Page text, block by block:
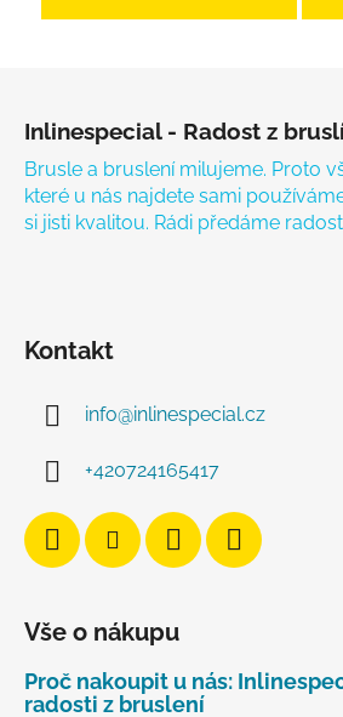
Inlinespecial - Radost z
Brusle a bruslení milujeme. Proto
které u nás najdete sami
si jisti kvalitou. Rádi předáme
Kontakt
info@inlinespecial.cz
+420724165417
Vše o nákupu
Proč nakoupit u nás:
radosti z bruslení